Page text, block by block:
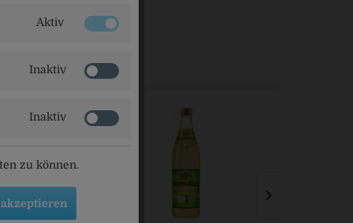
Aktiv
Inaktiv
Inaktiv
zu können.